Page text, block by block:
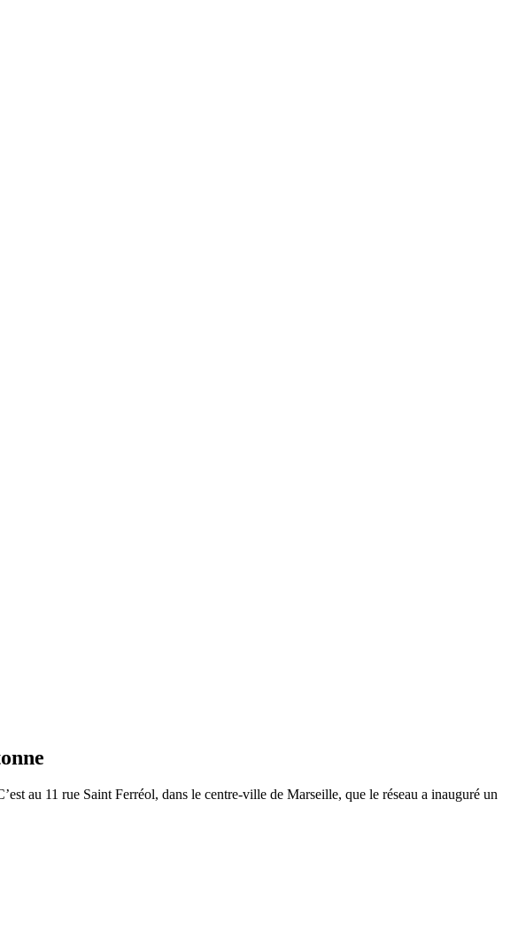
au 11 rue Saint Ferréol, dans le centre-ville de Marseille, que le réseau a inauguré un